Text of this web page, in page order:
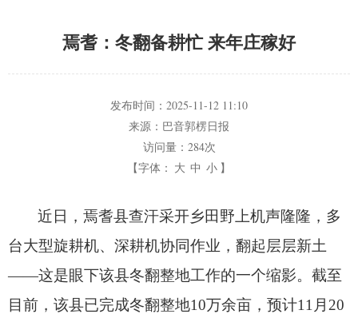
焉耆：冬翻备耕忙 来年庄稼好
发布时间： 2025-11-12 11:10
来源： 巴音郭楞日报
访问量： 284次
【字体： 大 中 小 】
近日，焉耆县查汗采开乡田野上机声隆隆， 多
台大型旋耕机、 深耕机协同作业， 翻起层层新土
——这是眼下该县冬翻整地工作的一个缩影。 截至
目前， 该县已完成冬翻整地10万余亩， 预计11月20